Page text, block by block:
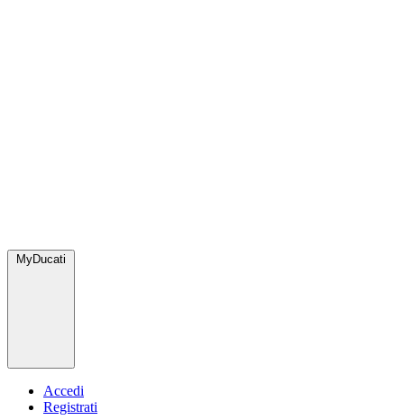
MyDucati
Accedi
Registrati